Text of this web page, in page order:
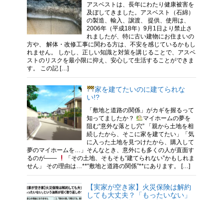
アスベストは、長年にわたり健康被害を
及ぼしてきました。アスベスト（石綿）
の製造、輸入、譲渡、 提供、使用は、
2006年（平成18年）9月1日より禁止さ
れましたが、特に古い建物にお住まいの
方や、 解体・改修工事に関わる方は、不安を感じているかもし
れません。 しかし、正しい知識と対策を講じることで、アスベ
ストのリスクを最小限に抑え、安心して生活することができま
す。 この記 […]
家を建てたいのに建てられな
い!?
「敷地と道路の関係」がカギを握るって
知ってましたか？
マイホームの夢を
阻む“意外な落とし穴” 「親から土地を相
続したから、そこに家を建てたい」「気
に入った土地を見つけたから、購入して
夢のマイホームを…」そんなとき、意外にも多くの人が直面す
るのが——
「その土地、そもそも“建てられない”かもしれま
せん」 その理由は…**“敷地と道路の関係”**にあります。 […]
【実家が空き家】火災保険は解約
しても大丈夫？「もったいない」